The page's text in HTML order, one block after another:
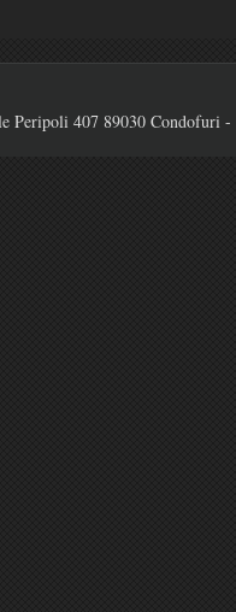
407 89030 Condofuri -